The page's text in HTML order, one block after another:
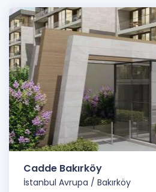
Cadde Bakırköy
İstanbul Avrupa / Bakırköy